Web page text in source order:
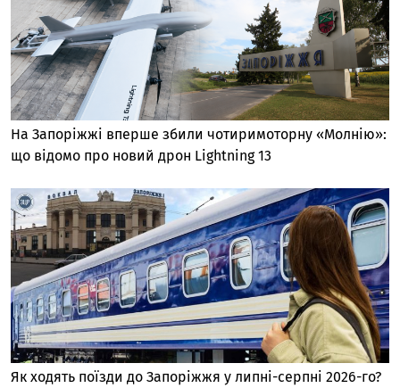
На Запоріжжі вперше збили чотиримоторну «Молнію»:
що відомо про новий дрон Lightning 13
Як ходять поїзди до Запоріжжя у липні-серпні 2026-го?